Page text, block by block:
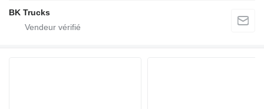
BK Trucks